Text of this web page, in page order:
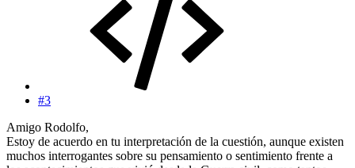
#3
Amigo Rodolfo,
Estoy de acuerdo en tu interpretación de la cuestión, aunque existen
muchos interrogantes sobre su pensamiento o sentimiento frente a